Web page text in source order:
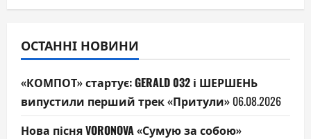
ОСТАННІ НОВИНИ
«КОМПОТ» стартує: GERALD 032 і ШЕРШЕНЬ
випустили перший трек «Притули» 06.08.2026
Нова пісня VORONOVA «Сумую за собою»